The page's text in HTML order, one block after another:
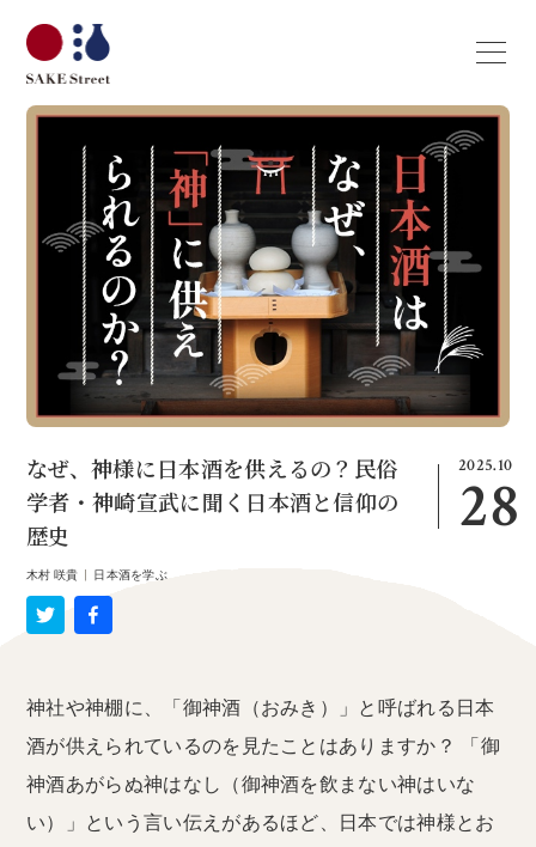
2025.10
28
なぜ、神様に日本酒を供えるの？民俗
学者・神崎宣武に聞く日本酒と信仰の
歴史
木村 咲貴 日本酒を学ぶ
神社や神棚に、「御神酒（おみき）」と呼ばれる日本
酒が供えられているのを見たことはありますか？ 「御
神酒あがらぬ神はなし（御神酒を飲まない神はいな
い）」という言い伝えがあるほど、日本では神様とお